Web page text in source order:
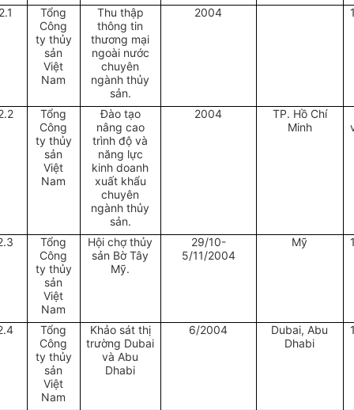
Tổng
Công
ty thủy
sản
Việt
Nam
Thu thập
thông tin
thương mại
ngoài nước
chuyên
ngành thủy
sản.
2004
Tổng
Công
ty thủy
sản
Việt
Nam
Đào tạo
nâng cao
trình độ và
năng lực
kinh doanh
xuất khẩu
chuyên
ngành thủy
sản.
2004
TP. Hồ Chí
Minh
Tổng
Công
ty thủy
sản
Việt
Nam
Hội chợ thủy
sản Bờ Tây
Mỹ.
29/10-
5/11/2004
Mỹ
Tổng
Công
ty thủy
sản
Việt
Nam
Khảo sát thị
trường Dubai
và Abu
Dhabi
6/2004
Dubai, Abu
Dhabi